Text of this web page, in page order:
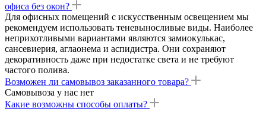
офиса без окон?
Для офисных помещений с искусственным освещением мы
рекомендуем использовать теневыносливые виды. Наиболее
неприхотливыми вариантами являются замиокулькас,
сансевиерия, аглаонема и аспидистра. Они сохраняют
декоративность даже при недостатке света и не требуют
частого полива.
Возможен ли самовывоз заказанного товара?
Самовывоза у нас нет
Какие возможны способы оплаты?